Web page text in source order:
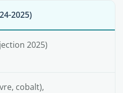
2025)
2025)
cobalt),